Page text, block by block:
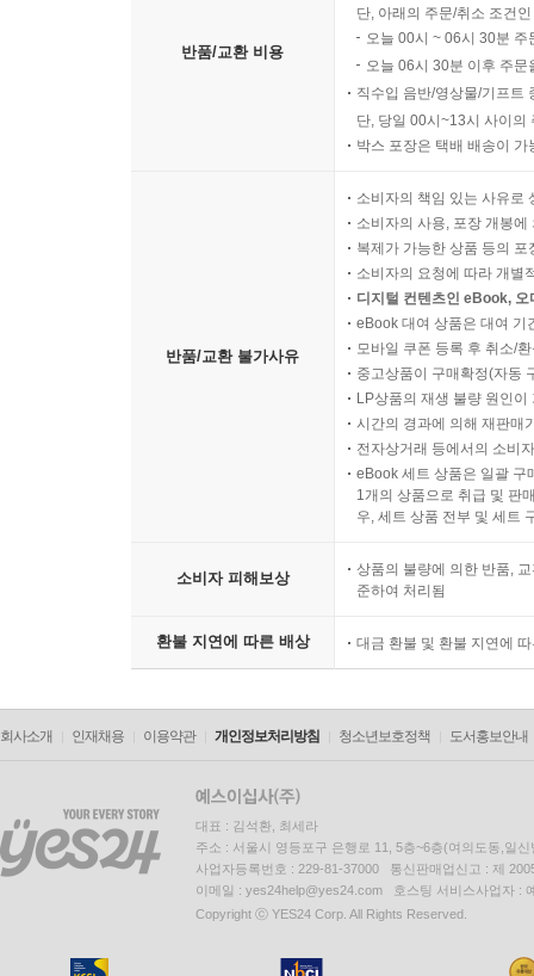
반품/교환 비용
단, 아래의 주문/취소 조건
오늘 00시 ~ 06시 30분
오늘 06시 30분 이후 주
직수입 음반/영상물/기프트
단, 당일 00시~13시 사이의
박스 포장은 택배 배송이
반품/교환 불가사유
소비자의 책임 있는 사유로
소비자의 사용, 포장 개봉
복제가 가능한 상품 등의
소비자의 요청에 따라 개별
디지털 컨텐츠인 eBook,
eBook 대여 상품은 대여 기
모바일 쿠폰 등록 후 취소/
중고상품이 구매확정(자동
LP상품의 재생 불량 원인
시간의 경과에 의해 재판매
전자상거래 등에서의 소비
eBook 세트 상품은 일괄 구
1개의 상품으로 취급 및 판
우, 세트 상품 전부 및 세트
소비자 피해보상
상품의 불량에 의한 반품,
준하여 처리됨
환불 지연에 따른 배상 대금 환불 및 환불 지연에
회사소개 인재채용 이용약관 개인정보처리방침 청소년보호정책 도서홍보안내
대표 : 김석환, 최세라
주소 : 서울시 영등포구 은행로 11, 5층~6층(여의도동,일신
사업자등록번호 : 229-81-37000 통신판매업신고 : 제
이메일 : yes24help@yes24.com 호스팅 서비스사업자 :
Copyright ⓒ YES24 Corp. All Rights Reserved.